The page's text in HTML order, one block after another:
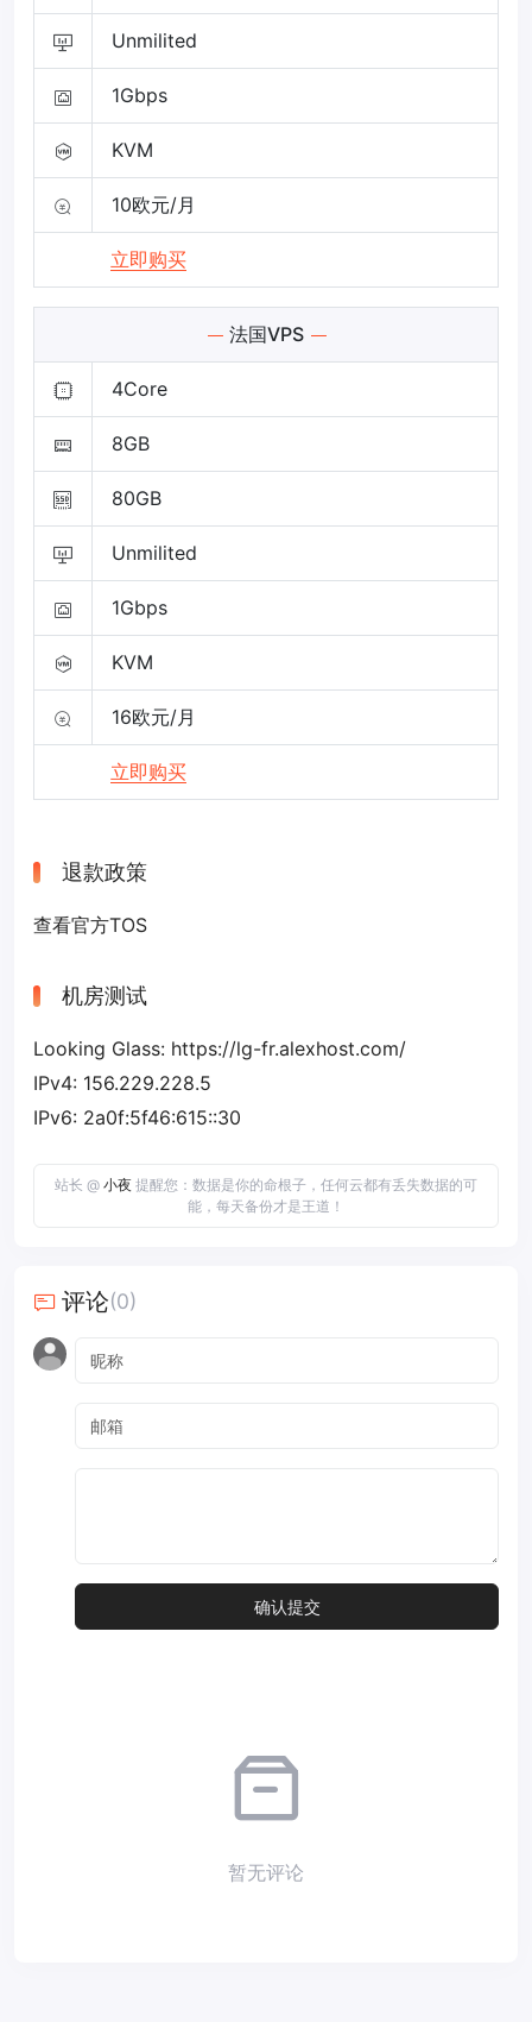
Unmilited
1Gbps
KVM
10欧元/月
立即购买
法国VPS
4Core
8GB
80GB
Unmilited
1Gbps
KVM
16欧元/月
立即购买
退款政策
查看官方TOS
机房测试
Looking Glass: https://lg-fr.alexhost.com/
IPv4: 156.229.228.5
IPv6: 2a0f:5f46:615::30
站长 @ 小夜 提醒您：数据是你的命根子，任何云都有丢失数据的可
能，每天备份才是王道！
评论(0)
暂无评论